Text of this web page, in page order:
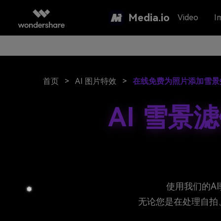
Media.io Video
首页 > AI 图片特效 > 在线免费为照片添加雪
AI 雪景
使用我们的
无论您是在处理自